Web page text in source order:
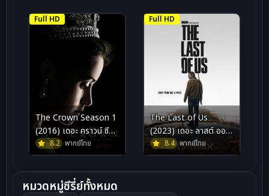
Full HD
The Crown Season 1
(2016) เดอะ คราวน์ ซีซั่น
1
8.2 พากย์ไทย
Full HD
The Last of Us
(2023) เดอะ ลาสต์ ออฟ
อัส 8.4 พากย์ไทย
หมวดหมู่ซีรี่ย์ทั้งหมด